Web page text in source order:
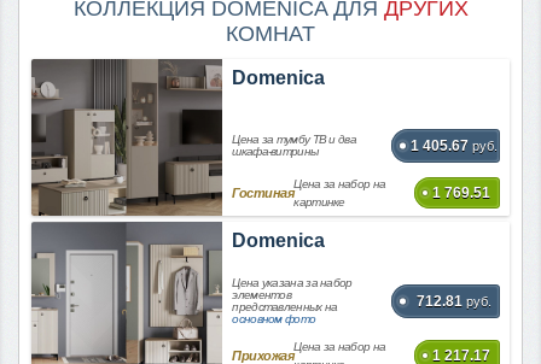
КОЛЛЕКЦИЯ DOMENICA ДЛЯ ДРУГИХ
КОМНАТ
Domenica
Цена за тумбу ТВ и два
шкафа-витрины
1 405.67 руб.
Гостиная
Цена за набор на
картинке
1 769.51
Domenica
Цена указана за набор
элементов
представленных на
основном фото
712.81 руб.
Прихожая
Цена за набор на
1 217.17